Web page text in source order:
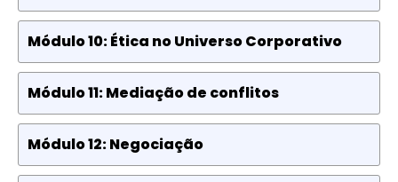
Módulo 10: Ética no Universo Corporativo
Módulo 11: Mediação de conflitos
Módulo 12: Negociação